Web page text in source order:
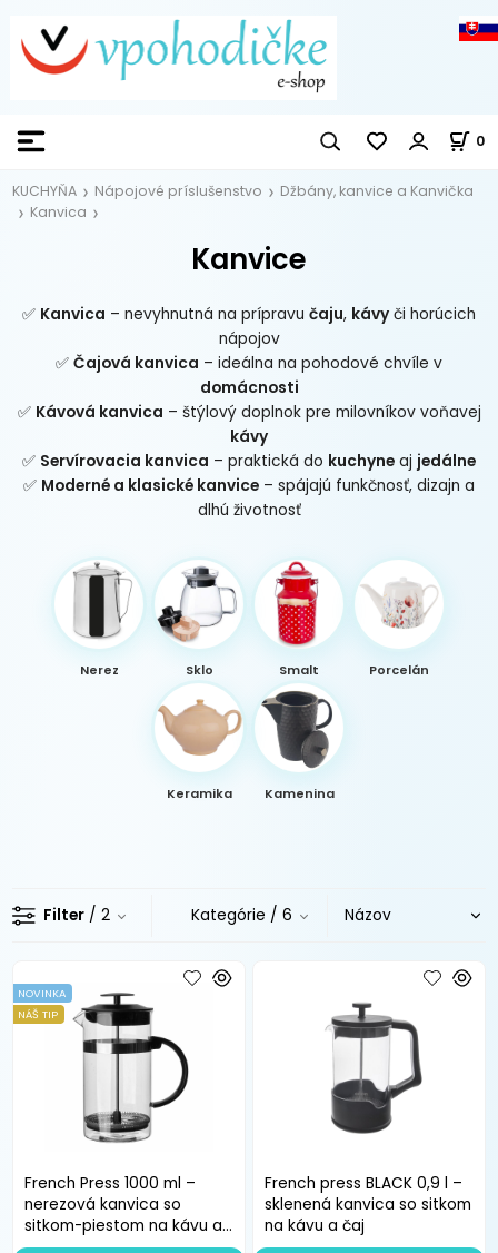
0
KUCHYŇA Nápojové príslušenstvo
Džbány, kanvice a Kanvička
Kanvica
Kanvice
✅ Kanvica – nevyhnutná na prípravu čaju, kávy či horúcich
nápojov
✅ Čajová kanvica – ideálna na pohodové chvíle v
domácnosti
✅ Kávová kanvica – štýlový doplnok pre milovníkov voňavej
kávy
✅ Servírovacia kanvica – praktická do kuchyne aj jedálne
✅ Moderné a klasické kanvice – spájajú funkčnosť, dizajn a
dlhú životnosť
Nerez Sklo Smalt Porcelán
Keramika Kamenina
Filter / 2 Kategórie / 6
French Press 1000 ml –
nerezová kanvica so
sitkom-piestom na kávu a
čaj
NOVINKA
NÁŠ TIP
French press BLACK 0,9 l –
sklenená kanvica so sitkom
na kávu a čaj